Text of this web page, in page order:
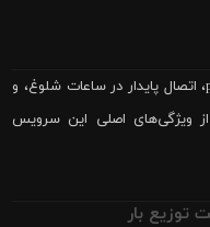
بازگشایی سریع کانال‌ها بدون نیاز به فایل prio، اتصال پایدار در ساعات شلوغ، و
ویژگی‌های اصلی این سرویس
توزیع بار